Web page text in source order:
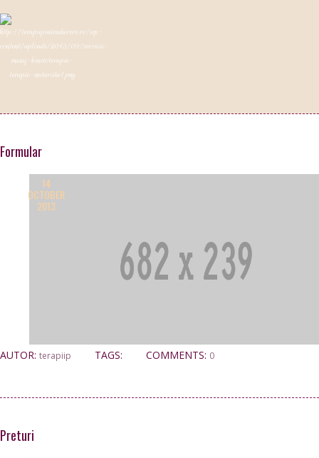
Formular
14
OCTOBER
2013
AUTOR: terapiip TAGS: COMMENTS: 0
Preturi